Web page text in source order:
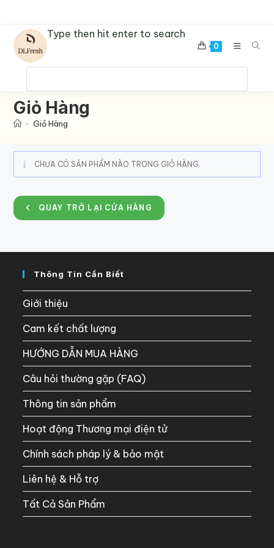
content
0
Type then hit enter to search
Giỏ Hàng
> Giỏ Hàng
CHƯA CÓ SẢN PHẨM NÀO TRONG GIỎ HÀNG.
QUAY TRỞ LẠI CỬA HÀNG
Thông Tin Cần Biết
Giới thiệu
Cam kết chất lượng
HƯỚNG DẪN MUA HÀNG
Câu hỏi thường gặp (FAQ)
Thông tin sản phẩm
Hoạt động Thương mại điện tử
Chính sách pháp lý & bảo mật
Liên hệ & Hỗ trợ
Tất Cả Sản Phẩm